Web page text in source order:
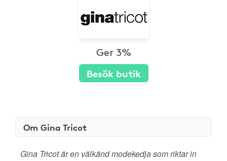
Ger 3%
Besök butik
Om Gina Tricot
Gina Tricot är en välkänd modekedja som riktar in